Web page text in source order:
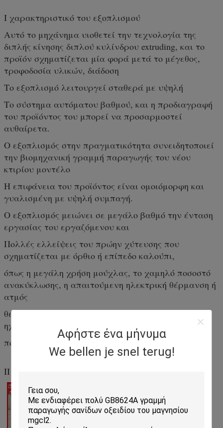
Αφήστε ένα μήνυμα
We bellen je snel terug!
Ι χαρακτηριστικό του εξοπλισμού
Αυτό το μηχάνημα υιοθετεί την τεχνολογία της
διπλής κίνησης διπλού κυλίνδρου extruding, και το
προϊόν σχηματίζεται μία φορά μετά το μέγεθος,
τροφοδοσία υλικών, διάδοση
Το εξοπλισμό λειτουργεί σταθερά με υψηλή
Το σύστημα αυτόματου βαθμού, και η προδιαγραφή
του προϊόντος του μπορεί να προσαρμοστεί
αυθαίρετα.
Ο εξοπλισμός στην πραγματικότητα συνειδητοποιεί
την βιομηχανική γραμμή παραγωγής του νέου
κτιρίου μοντέλο
Η επιφάνεια του προϊόντος είναι ομοιόμορφη και
γυαλισμένη με υψηλή συμπαγή.
Ο εξοπλισμός μειώνει σε μεγάλο βαθμό την ένταση
εργασίας του εργαζόμενου και
Πολλές ελλείψεις του πρώην χύτευσης που
σχηματίζεται με όρθιο ή επίπεδο καλούπι,
όπως η μεγάλη χρήση μούχλας, το χαμηλό ποσοστό
ανακύκλωσης, η απαιτούμενη ηλεκτρική θέρμανση ή
ατμός
θέρμανση, ενιαίο είδος προϊόντος καθώς και
ηχομόνωση και θερμοσυντήρηση
που δεν πληρούν τις απαιτήσεις της αγοράς.
ΙΙ Χαρακτηριστικό του έργου